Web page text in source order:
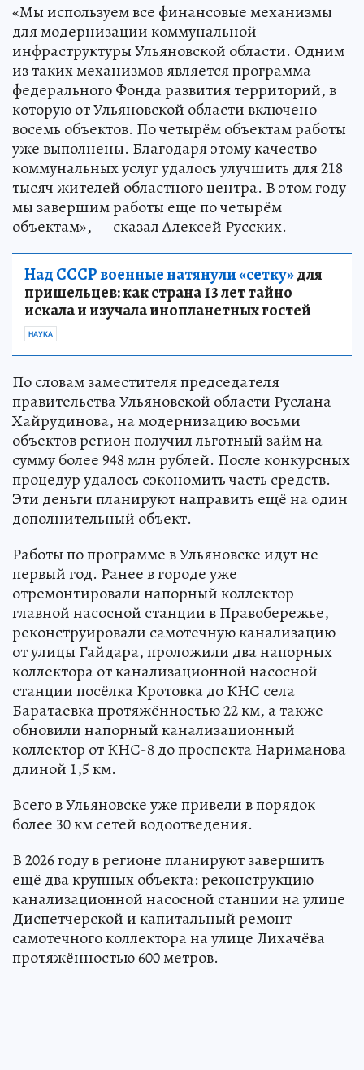
«Мы используем все финансовые механизмы
для модернизации коммунальной
инфраструктуры Ульяновской области. Одним
из таких механизмов является программа
федерального Фонда развития территорий, в
которую от Ульяновской области включено
восемь объектов. По четырём объектам работы
уже выполнены. Благодаря этому качество
коммунальных услуг удалось улучшить для 218
тысяч жителей областного центра. В этом году
мы завершим работы еще по четырём
объектам», — сказал Алексей Русских.
Над СССР военные натянули «сетку»для
пришельцев: как страна 13 лет тайно
искала и изучала инопланетных гостей
НАУКА
По словам заместителя председателя
правительства Ульяновской области Руслана
Хайрудинова, на модернизацию восьми
объектов регион получил льготный займ на
сумму более 948 млн рублей. После конкурсных
процедур удалось сэкономить часть средств.
Эти деньги планируют направить ещё на один
дополнительный объект.
Работы по программе в Ульяновске идут не
первый год. Ранее в городе уже
отремонтировали напорный коллектор
главной насосной станции в Правобережье,
реконструировали самотечную канализацию
от улицы Гайдара, проложили два напорных
коллектора от канализационной насосной
станции посёлка Кротовка до КНС села
Баратаевка протяжённостью 22 км, а также
обновили напорный канализационный
коллектор от КНС-8 до проспекта Нариманова
длиной 1,5 км.
Всего в Ульяновске уже привели в порядок
более 30 км сетей водоотведения.
В 2026 году в регионе планируют завершить
ещё два крупных объекта: реконструкцию
канализационной насосной станции на улице
Диспетчерской и капитальный ремонт
самотечного коллектора на улице Лихачёва
протяжённостью 600 метров.